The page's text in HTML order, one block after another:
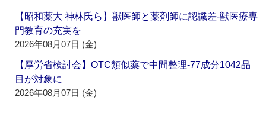
【昭和薬大 神林氏ら】獣医師と薬剤師に認識差‐獣医療専
門教育の充実を
2026年08月07日 (金)
【厚労省検討会】OTC類似薬で中間整理‐77成分1042品
目が対象に
2026年08月07日 (金)